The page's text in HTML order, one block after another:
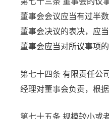
董事会会议应当有过半
董事会决议的表决，应当
董事会应当对所议事项
第七十四条 有限责任公
经理对董事会负责，根
第七十五条 规模较小或